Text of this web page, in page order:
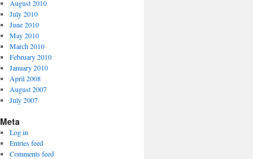
August 2010
July 2010
June 2010
May 2010
March 2010
February 2010
January 2010
April 2008
August 2007
July 2007
Meta
Log in
Entries feed
Comments feed